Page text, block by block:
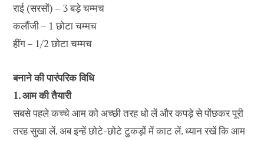
राई (सरसों) – 3 बड़े चम्मच
कलौंजी – 1 छोटा चम्मच
हींग – 1/2 छोटा चम्मच
बनाने की पारंपरिक विधि
1. आम की तैयारी
सबसे पहले कच्चे आम को अच्छी तरह धो लें और कपड़े से पोंछकर पूरी
तरह सुखा लें. अब इन्हें छोटे-छोटे टुकड़ों में काट लें. ध्यान रखें कि आम